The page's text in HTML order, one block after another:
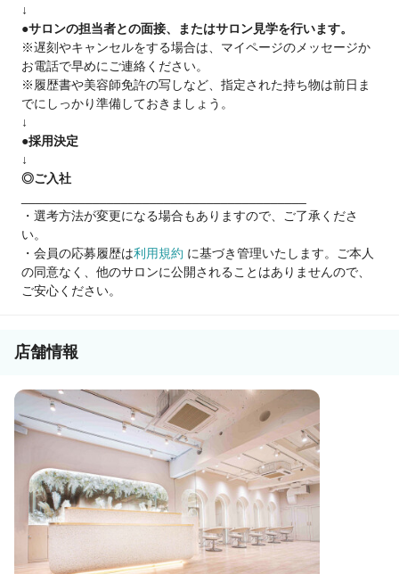
て本部がサポートします
↓
●サロンの担当者との面接、またはサロン見学を行います。
※遅刻やキャンセルをする場合は、マイページのメッセージか
お電話で早めにご連絡ください。
※履歴書や美容師免許の写しなど、指定された持ち物は前日ま
でにしっかり準備しておきましょう。
↓
●採用決定
↓
◎ご入社
・選考方法が変更になる場合もありますので、ご了承くださ
い。
・会員の応募履歴は利用規約 に基づき管理いたします。ご本人
の同意なく、他のサロンに公開されることはありませんので、
ご安心ください。
店舗情報